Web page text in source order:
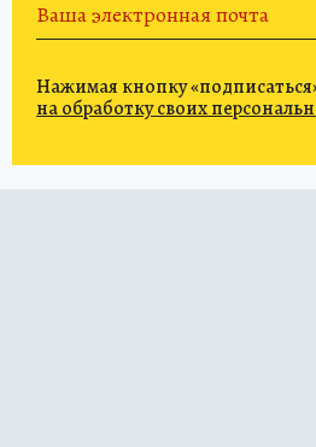
Нажимая кнопку
на обработку своих